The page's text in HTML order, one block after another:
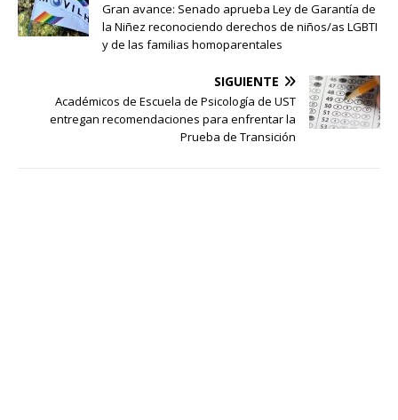
Gran avance: Senado aprueba Ley de Garantía de
la Niñez reconociendo derechos de niños/as LGBTI
y de las familias homoparentales
SIGUIENTE
Académicos de Escuela de Psicología de UST
entregan recomendaciones para enfrentar la
Prueba de Transición